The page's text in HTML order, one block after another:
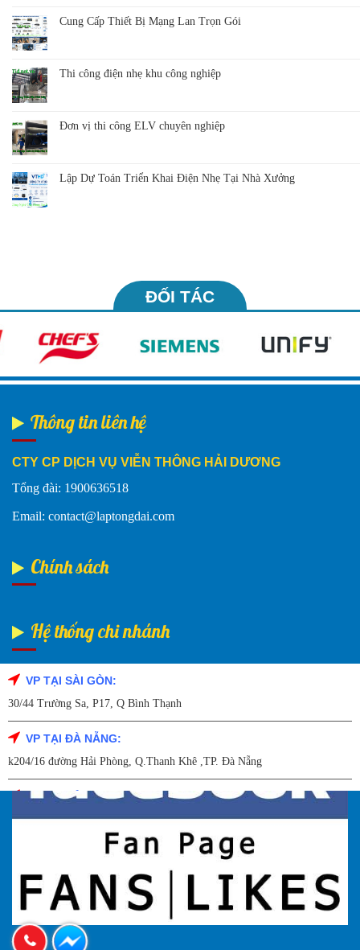
Cung Cấp Thiết Bị Mạng Lan Trọn Gói
Thi công điện nhẹ khu công nghiệp
Đơn vị thi công ELV chuyên nghiệp
Lập Dự Toán Triển Khai Điện Nhẹ Tại Nhà Xưởng
ĐỐI TÁC
Thông tin liên hệ
CTY CP DỊCH VỤ VIỄN THÔNG HẢI DƯƠNG
Tổng đài: 1900636518
Email: contact@laptongdai.com
Chính sách
Hệ thống chi nhánh
VP TẠI SÀI GÒN:
30/44 Trường Sa, P17, Q Bình Thạnh
VP TẠI ĐÀ NẴNG:
k204/16 đường Hải Phòng, Q.Thanh Khê ,TP. Đà Nẵng
VP TẠI HẢI DƯƠNG:
Số 9/14 – P.Tứ Thông – TP Hải Dương
VP TẠI HẢI PHÒNG:
227 Đường Hải Triều , P. Quán Toan , Q. Hồng Bàng , Tp Hải Phòng
VP TẠI HÀ NỘI
27A Trần Hưng đạo – Q.Hoàn Kiếm – TP Hà Nội
Fanpage Facebook